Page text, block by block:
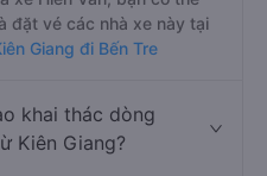
đặt vé các nhà xe này tại
Giang đi Bến Tre
khai thác dòng
Kiên Giang?